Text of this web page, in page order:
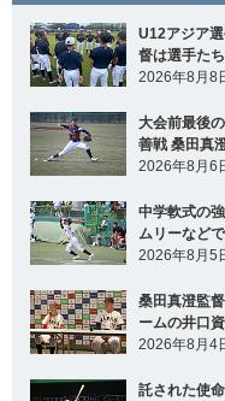
U12アジア
督は選手た
2026年8月8
大会前最後
善戦 桑田真
2026年8月6
中学軟式の
ムリーなど
2026年8月5
桑田真澄監
ームの井口
2026年8月4
託された使